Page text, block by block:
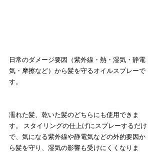
日常のダメージ要因（紫外線・熱・湿気・静電
気・摩擦など）から髪を守るオイルスプレーで
す。
濡れた髪、乾いた髪のどちらにも使用できま
す。 スタイリングの仕上げにスプレーするだけ
で、気になる紫外線や静電気などの外的要因か
ら髪を守り、湿気の影響も受けにくくなりま